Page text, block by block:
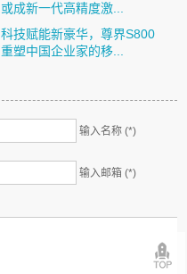
或成新一代高精度激...
科技赋能新豪华，尊界S800
重塑中国企业家的移...
输入名称 (*)
输入邮箱 (*)